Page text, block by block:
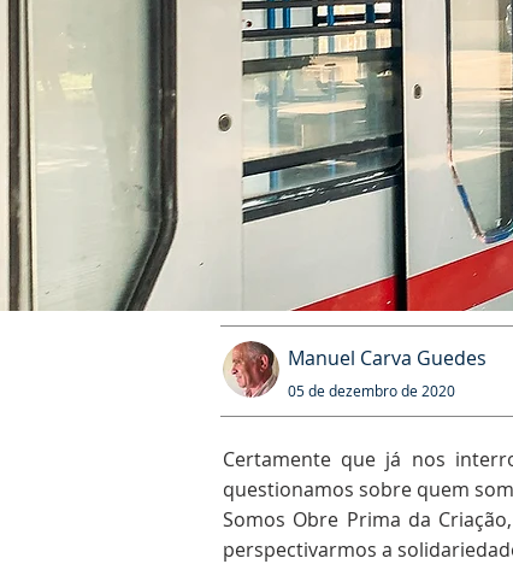
Manuel Carva Guedes
05 de dezembro de 2020
Certamente que já nos
questionamos sobre quem
Somos Obre Prima da
perspectivarmos a